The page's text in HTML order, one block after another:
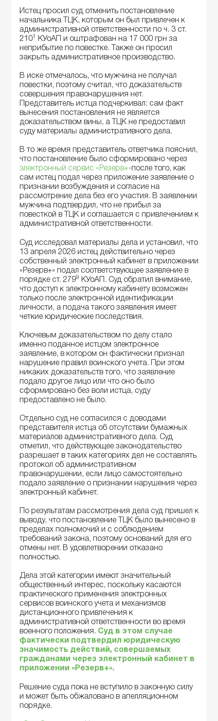
Истец просил суд отменить постановление
начальника ТЦК, которым он был привлечен к
административной ответственности по ч. 3 ст.
2101
КУоАП и оштрафован на 17 000 грн за
неприбытие по повестке. Также он просил
закрыть административное производство.
В иске отмечалось, что мужчина не получал
повестки, поэтому считал, что доказательств
совершения правонарушения нет.
Представитель истца подчеркивал: сам факт
вынесения постановления не является
доказательством вины, а ТЦК не предоставил
суду материалы административного дела.
В то же время представитель ответчика пояснил,
что постановление было сформировано через
электронный сервис «Резерв+»после того, как
сам истец подал через приложение заявление о
признании возбуждения и согласие на
рассмотрение дела без его участия. В заявлении
мужчина подтвердил, что не прибыл за
повесткой в ТЦК и соглашается с привлечением к
административной ответственности.
Суд исследовал материалы дела и установил, что
13 апреля 2026 истец действительно через
собственный электронный кабинет в приложении
«Резерв+» подал соответствующее заявление в
порядке ст. 2799
КУоАП. Суд обратил внимание,
что доступ к электронному кабинету возможен
только после электронной идентификации
личности, а подача такого заявления имеет
четкие юридические последствия.
Ключевым доказательством по делу стало
именно поданное истцом электронное
заявление, в котором он фактически признал
нарушение правил воинского учета. При этом
никаких доказательств того, что заявление
подало другое лицо или что оно было
сформировано без воли истца, суду
предоставлено не было.
Отдельно суд не согласился с доводами
представителя истца об отсутствии бумажных
материалов административного дела. Суд
отметил, что действующее законодательство
разрешает в таких категориях дел не составлять
протокол об административном
правонарушении, если лицо самостоятельно
подало заявление о признании нарушения через
электронный кабинет.
По результатам рассмотрения дела суд пришел к
выводу, что постановление ТЦК было вынесено в
пределах полномочий и с соблюдением
требований закона, поэтому оснований для его
отмены нет. В удовлетворении отказано
полностью.
Дела этой категории имеют значительный
общественный интерес, поскольку касаются
практического применения электронных
сервисов воинского учета и механизмов
дистанционного привлечения к
административной ответственности во время
военного положения. Суд в этом случае
фактически подтвердил юридическую
значимость действий, совершаемых
гражданами через электронный кабинет в
приложении «Резерв+».
Решение суда пока не вступило в законную силу
и может быть обжаловано в апелляционном
порядке.